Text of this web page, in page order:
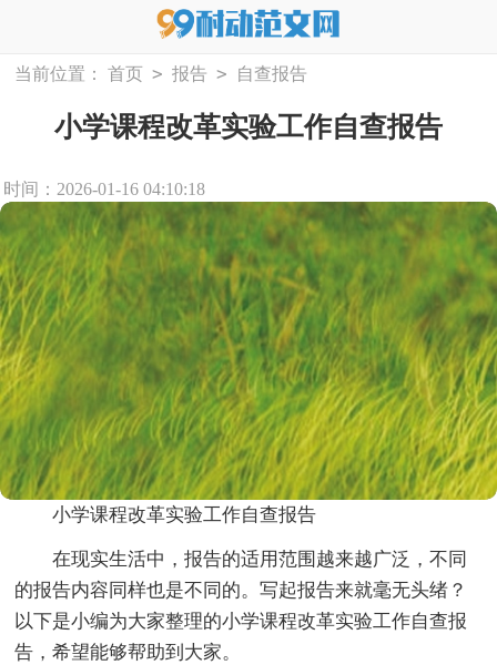
当前位置： 首页 > 报告 > 自查报告
小学课程改革实验工作自查报告
时间：2026-01-16 04:10:18
小学课程改革实验工作自查报告
在现实生活中，报告的适用范围越来越广泛，不同
的报告内容同样也是不同的。写起报告来就毫无头绪？
以下是小编为大家整理的小学课程改革实验工作自查报
告，希望能够帮助到大家。